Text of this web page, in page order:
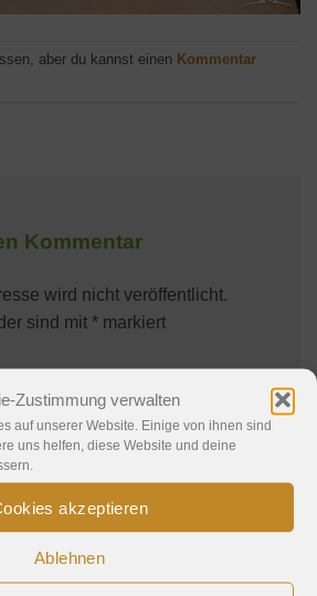
Zustimmung verwalten
auf unserer Website. Einige von ihnen sind
uns helfen, diese Website und deine
akzeptieren
Ablehnen
aber du kannst einen Kommentar
Kommentar
wird nicht veröffentlicht.
sind mit * markiert